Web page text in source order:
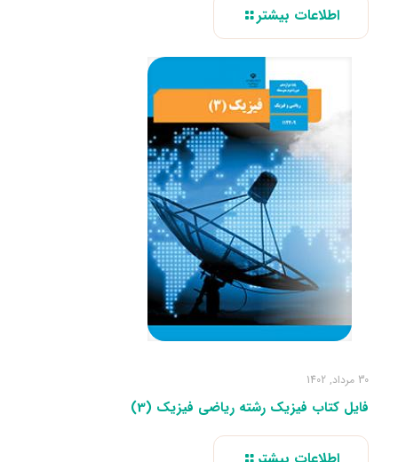
اطلاعات بیشتر
30 مرداد, 1402
فایل کتاب فیزیک رشته ریاضی فیزیک (3)